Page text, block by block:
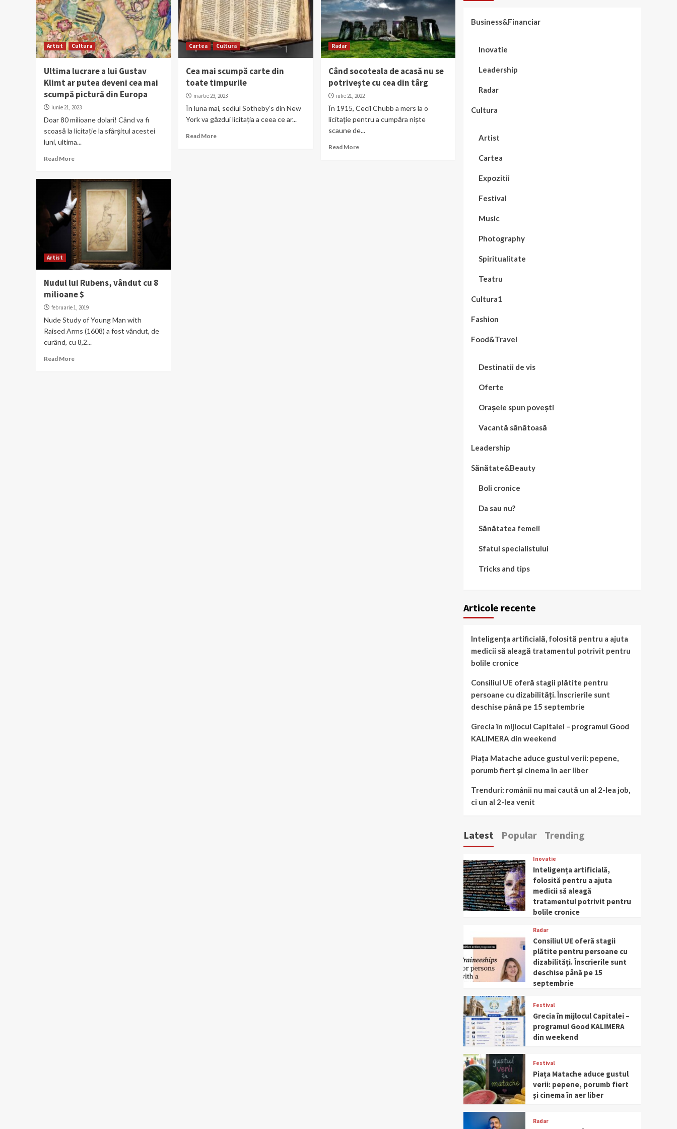
Artist Cultura
Ultima lucrare a lui Gustav
Klimt ar putea deveni cea mai
scumpă pictură din Europa
iunie 21, 2023
Doar 80 milioane dolari! Când va fi
scoasă la licitație la sfârșitul acestei
luni, ultima...
Read More
Cartea Cultura
Cea mai scumpă carte din
toate timpurile
martie 23, 2023
În luna mai, sediul Sotheby’s din New
York va găzdui licitația a ceea ce ar...
Read More
Radar
Când socoteala de acasă nu se
potrivește cu cea din târg
iulie 21, 2022
În 1915, Cecil Chubb a mers la o
licitație pentru a cumpăra niște
scaune de...
Read More
Artist
Nudul lui Rubens, vândut cu 8
milioane $
februarie 1, 2019
Nude Study of Young Man with
Raised Arms (1608) a fost vândut, de
curând, cu 8,2...
Read More
Business&Financiar
Inovatie
Leadership
Radar
Cultura
Artist
Cartea
Expozitii
Festival
Music
Photography
Spiritualitate
Teatru
Cultura1
Fashion
Food&Travel
Destinatii de vis
Oferte
Orașele spun povești
Vacantă sănătoasă
Leadership
Sănătate&Beauty
Boli cronice
Da sau nu?
Sănătatea femeii
Sfatul specialistului
Tricks and tips
Articole recente
Inteligența artificială, folosită pentru a ajuta
medicii să aleagă tratamentul potrivit pentru
bolile cronice
Consiliul UE oferă stagii plătite pentru
persoane cu dizabilități. Înscrierile sunt
deschise până pe 15 septembrie
Grecia în mijlocul Capitalei – programul Good
KALIMERA din weekend
Piața Matache aduce gustul verii: pepene,
porumb fiert și cinema în aer liber
Trenduri: românii nu mai caută un al 2-lea job,
ci un al 2-lea venit
Latest Popular Trending
Inovatie
Inteligența artificială,
folosită pentru a ajuta
medicii să aleagă
tratamentul potrivit pentru
bolile cronice
Radar
Consiliul UE oferă stagii
plătite pentru persoane cu
dizabilități. Înscrierile sunt
deschise până pe 15
septembrie
Festival
Grecia în mijlocul Capitalei –
programul Good KALIMERA
din weekend
Festival
Piața Matache aduce gustul
verii: pepene, porumb fiert
și cinema în aer liber
Radar